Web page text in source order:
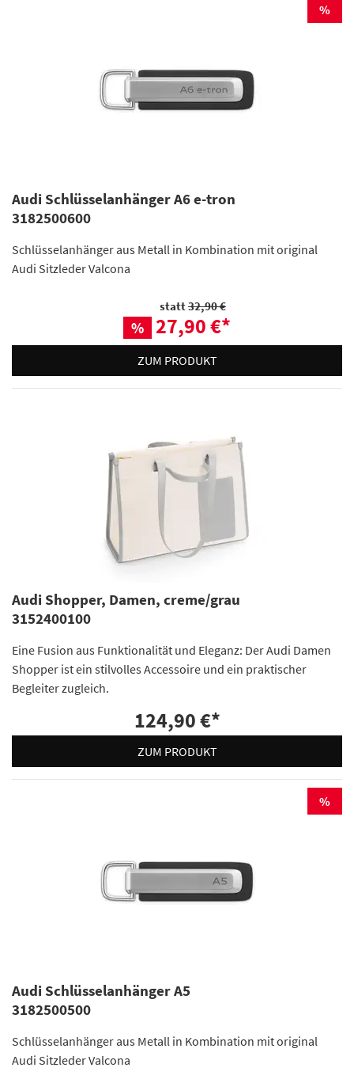
%
Audi Schlüsselanhänger A6 e-tron
3182500600
Schlüsselanhänger aus Metall in Kombination mit original
Audi Sitzleder Valcona
statt32,90 €
% 27,90 €*
ZUM PRODUKT
Audi Shopper, Damen, creme/grau
3152400100
Eine Fusion aus Funktionalität und Eleganz: Der Audi Damen
Shopper ist ein stilvolles Accessoire und ein praktischer
Begleiter zugleich.
124,90 €*
ZUM PRODUKT
%
Audi Schlüsselanhänger A5
3182500500
Schlüsselanhänger aus Metall in Kombination mit original
Audi Sitzleder Valcona